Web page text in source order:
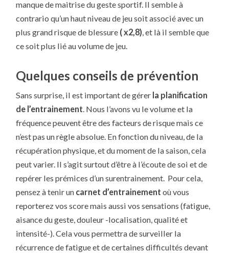
manque de maitrise du geste sportif. Il semble à
contrario qu’un haut niveau de jeu soit associé avec un
plus grand risque de blessure ( x2,8), et là il semble que
ce soit plus lié au volume de jeu.
Quelques conseils de prévention
Sans surprise, il est important de gérer la planification
de l’entrainement. Nous l’avons vu le volume et la
fréquence peuvent être des facteurs de risque mais ce
n’est pas un règle absolue. En fonction du niveau, de la
récupération physique, et du moment de la saison, cela
peut varier. Il s’agit surtout d’être à l’écoute de soi et de
repérer les prémices d’un surentrainement. Pour cela,
pensez à tenir un carnet d’entrainement où vous
reporterez vos score mais aussi vos sensations (fatigue,
aisance du geste, douleur -localisation, qualité et
intensité-). Cela vous permettra de surveiller la
récurrence de fatigue et de certaines difficultés devant